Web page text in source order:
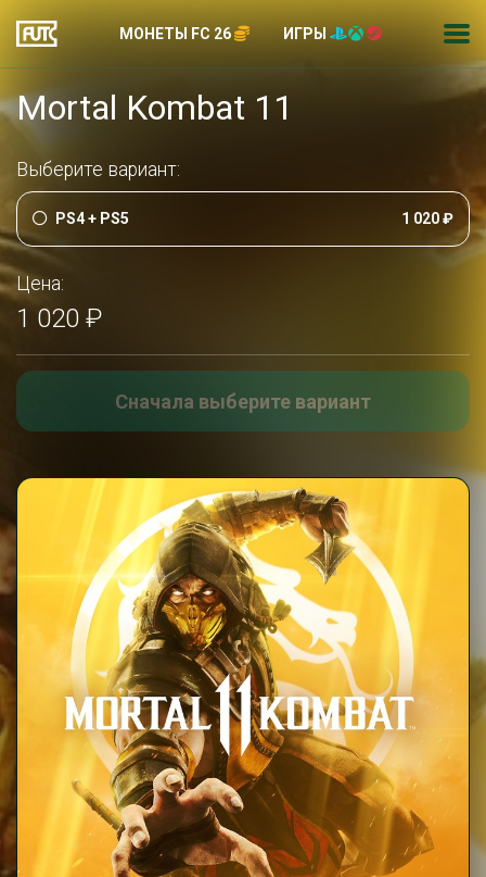
МОНЕТЫ FC 26 ИГРЫ
Mortal Kombat 11
Выберите вариант:
PS4 + PS5 1 020 ₽
Цена:
1 020 ₽
Сначала выберите вариант